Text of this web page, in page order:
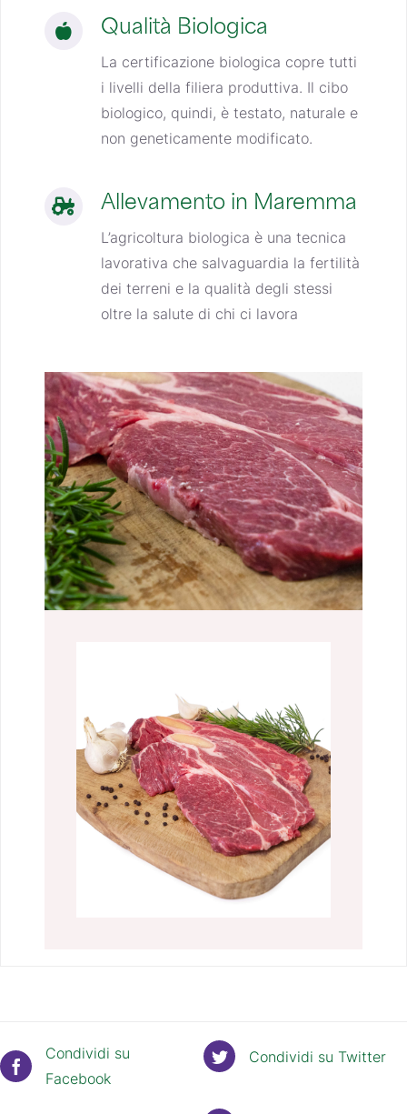
Qualità Biologica
La certificazione biologica copre tutti
i livelli della filiera produttiva. Il cibo
biologico, quindi, è testato, naturale e
non geneticamente modificato.
Allevamento in Maremma
L’agricoltura biologica è una tecnica
lavorativa che salvaguardia la fertilità
dei terreni e la qualità degli stessi
oltre la salute di chi ci lavora
Condividi su
Facebook
Condividi su Twitter